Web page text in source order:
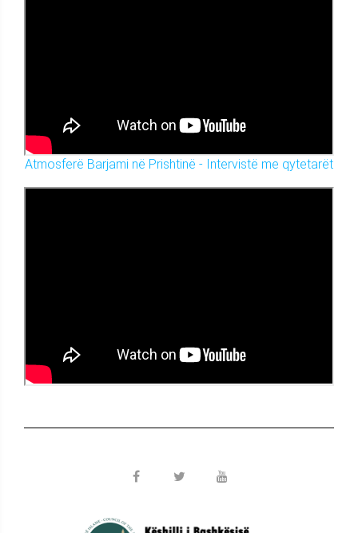
Atmosferë Barjami në Prishtinë - Intervistë me qytetarët